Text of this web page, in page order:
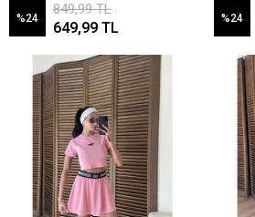
%24
849,99 TL
649,99 TL
%24